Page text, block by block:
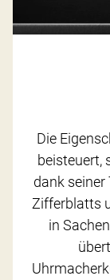
Die
beisteuert,
dank seiner
Zifferblatts
in